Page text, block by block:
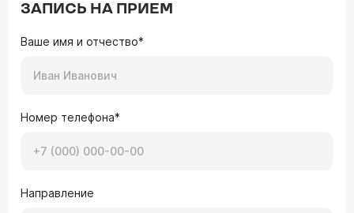
ЗАПИСЬ НА ПРИЕМ
Ваше имя и отчество*
Номер телефона*
Направление